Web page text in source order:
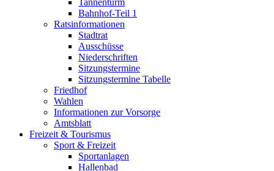
Tannenturm
Bahnhof-Teil 1
Ratsinformationen
Stadtrat
Ausschüsse
Niederschriften
Sitzungstermine
Sitzungstermine Tabelle
Friedhof
Wahlen
Informationen zur Vorsorge
Amtsblatt
Freizeit & Tourismus
Sport & Freizeit
Sportanlagen
Hallenbad